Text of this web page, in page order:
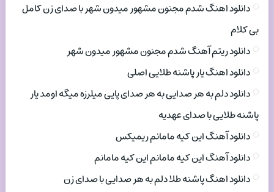
دانلود اهنگ شدم مجنون مشهور میدون شهر با صدای زن کامل
بی کلام
دانلود ریتم آهنگ شدم مجنون مشهور میدون شهر
دانلود اهنگ یار پاشنه طلایی اصلی
دانلود دلم به هر صدایی به هر صدای پایی میلرزه میگه اومد یار
پاشنه طلایی با صدای عهدیه
دانلود آهنگ این کیه مامانم ریمیکس
دانلود آهنگ این کیه مامانم این کیه مامانم
دانلود اهنگ پاشنه طلا دلم به هر صدایی با صدای زن